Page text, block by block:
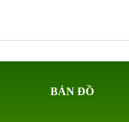
BẢN ĐỒ